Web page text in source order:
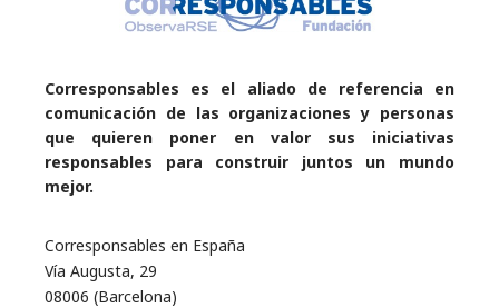
Corresponsables es el aliado de referencia en
comunicación de las organizaciones y personas
que quieren poner en valor sus iniciativas
responsables para construir juntos un mundo
mejor.
Corresponsables en España
Vía Augusta, 29
08006 (Barcelona)